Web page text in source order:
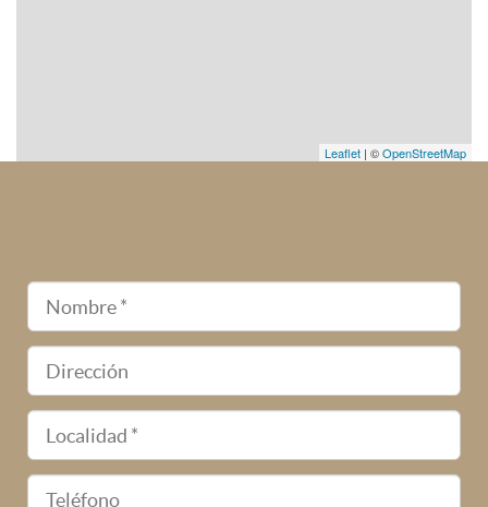
Leaflet | ©OpenStreetMap
Nombre
Dirección
Localidad
Teléfono